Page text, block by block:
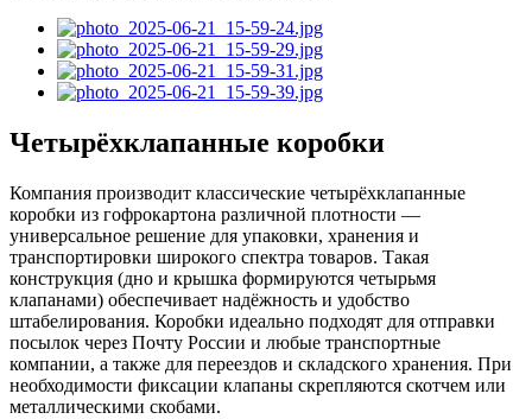
Четырёхклапанные коробки
Компания производит классические четырёхклапанные
коробки из гофрокартона различной плотности —
универсальное решение для упаковки, хранения и
транспортировки широкого спектра товаров. Такая
конструкция (дно и крышка формируются четырьмя
клапанами) обеспечивает надёжность и удобство
штабелирования. Коробки идеально подходят для отправки
посылок через Почту России и любые транспортные
компании, а также для переездов и складского хранения. При
необходимости фиксации клапаны скрепляются скотчем или
металлическими скобами.